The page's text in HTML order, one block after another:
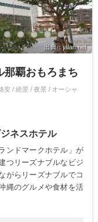
出典：jalan.net
那覇おもろまち
安 / 絶景 / 夜景 / オーシャ
ネスホテル
ンドマークホテル」が
つリーズナブルなビジ
がらリーズナブルでコ
縄のグルメや食材を活